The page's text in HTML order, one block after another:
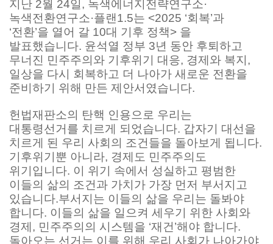
지난 2월 24일, 녹색에너지전략연구소·
녹색전환연구소·플랜1.5는 <2025 ‘회복’과
‘전환’을 열어 갈 10대 기후 정책> 을
발표했습니다. 윤석열 정부 3년 동안 후퇴하고
무너진 민주주의와 기후위기 대응, 경제와 복지,
일상을 다시 회복하고 더 나아가 새로운 전환을
준비하기 위해 만든 제안서였습니다.
헌법재판소의 탄핵 인용으로 우리는
대통령선거를 치르게 되었습니다. 갑자기 대선을
치르게 된 우리 사회의 조건들을 돌아보게 됩니다.
기후위기뿐 아니라, 경제도 민주주의도
위기입니다. 이 위기 속에서 성실하고 평범한
이들의 삶의 조건과 가치가 가장 먼저 부서지고
있습니다.부서지는 이들의 삶을 우리는 돌봐야
합니다. 이들의 삶을 일으켜 세우기 위한 사회와
경제, 민주주의의 시스템을 ‘재건’해야 합니다.
돌아오는 선거는 이를 위해 우리 사회가 나아가야